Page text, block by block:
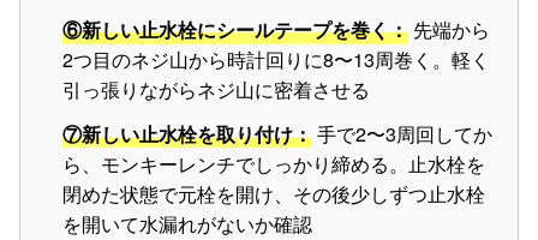
⑥新しい止水栓にシールテープを巻く： 先端から
2つ目のネジ山から時計回りに8〜13周巻く。軽く
引っ張りながらネジ山に密着させる
⑦新しい止水栓を取り付け：手で2〜3周回してか
ら、モンキーレンチでしっかり締める。止水栓を
閉めた状態で元栓を開け、その後少しずつ止水栓
を開いて水漏れがないか確認